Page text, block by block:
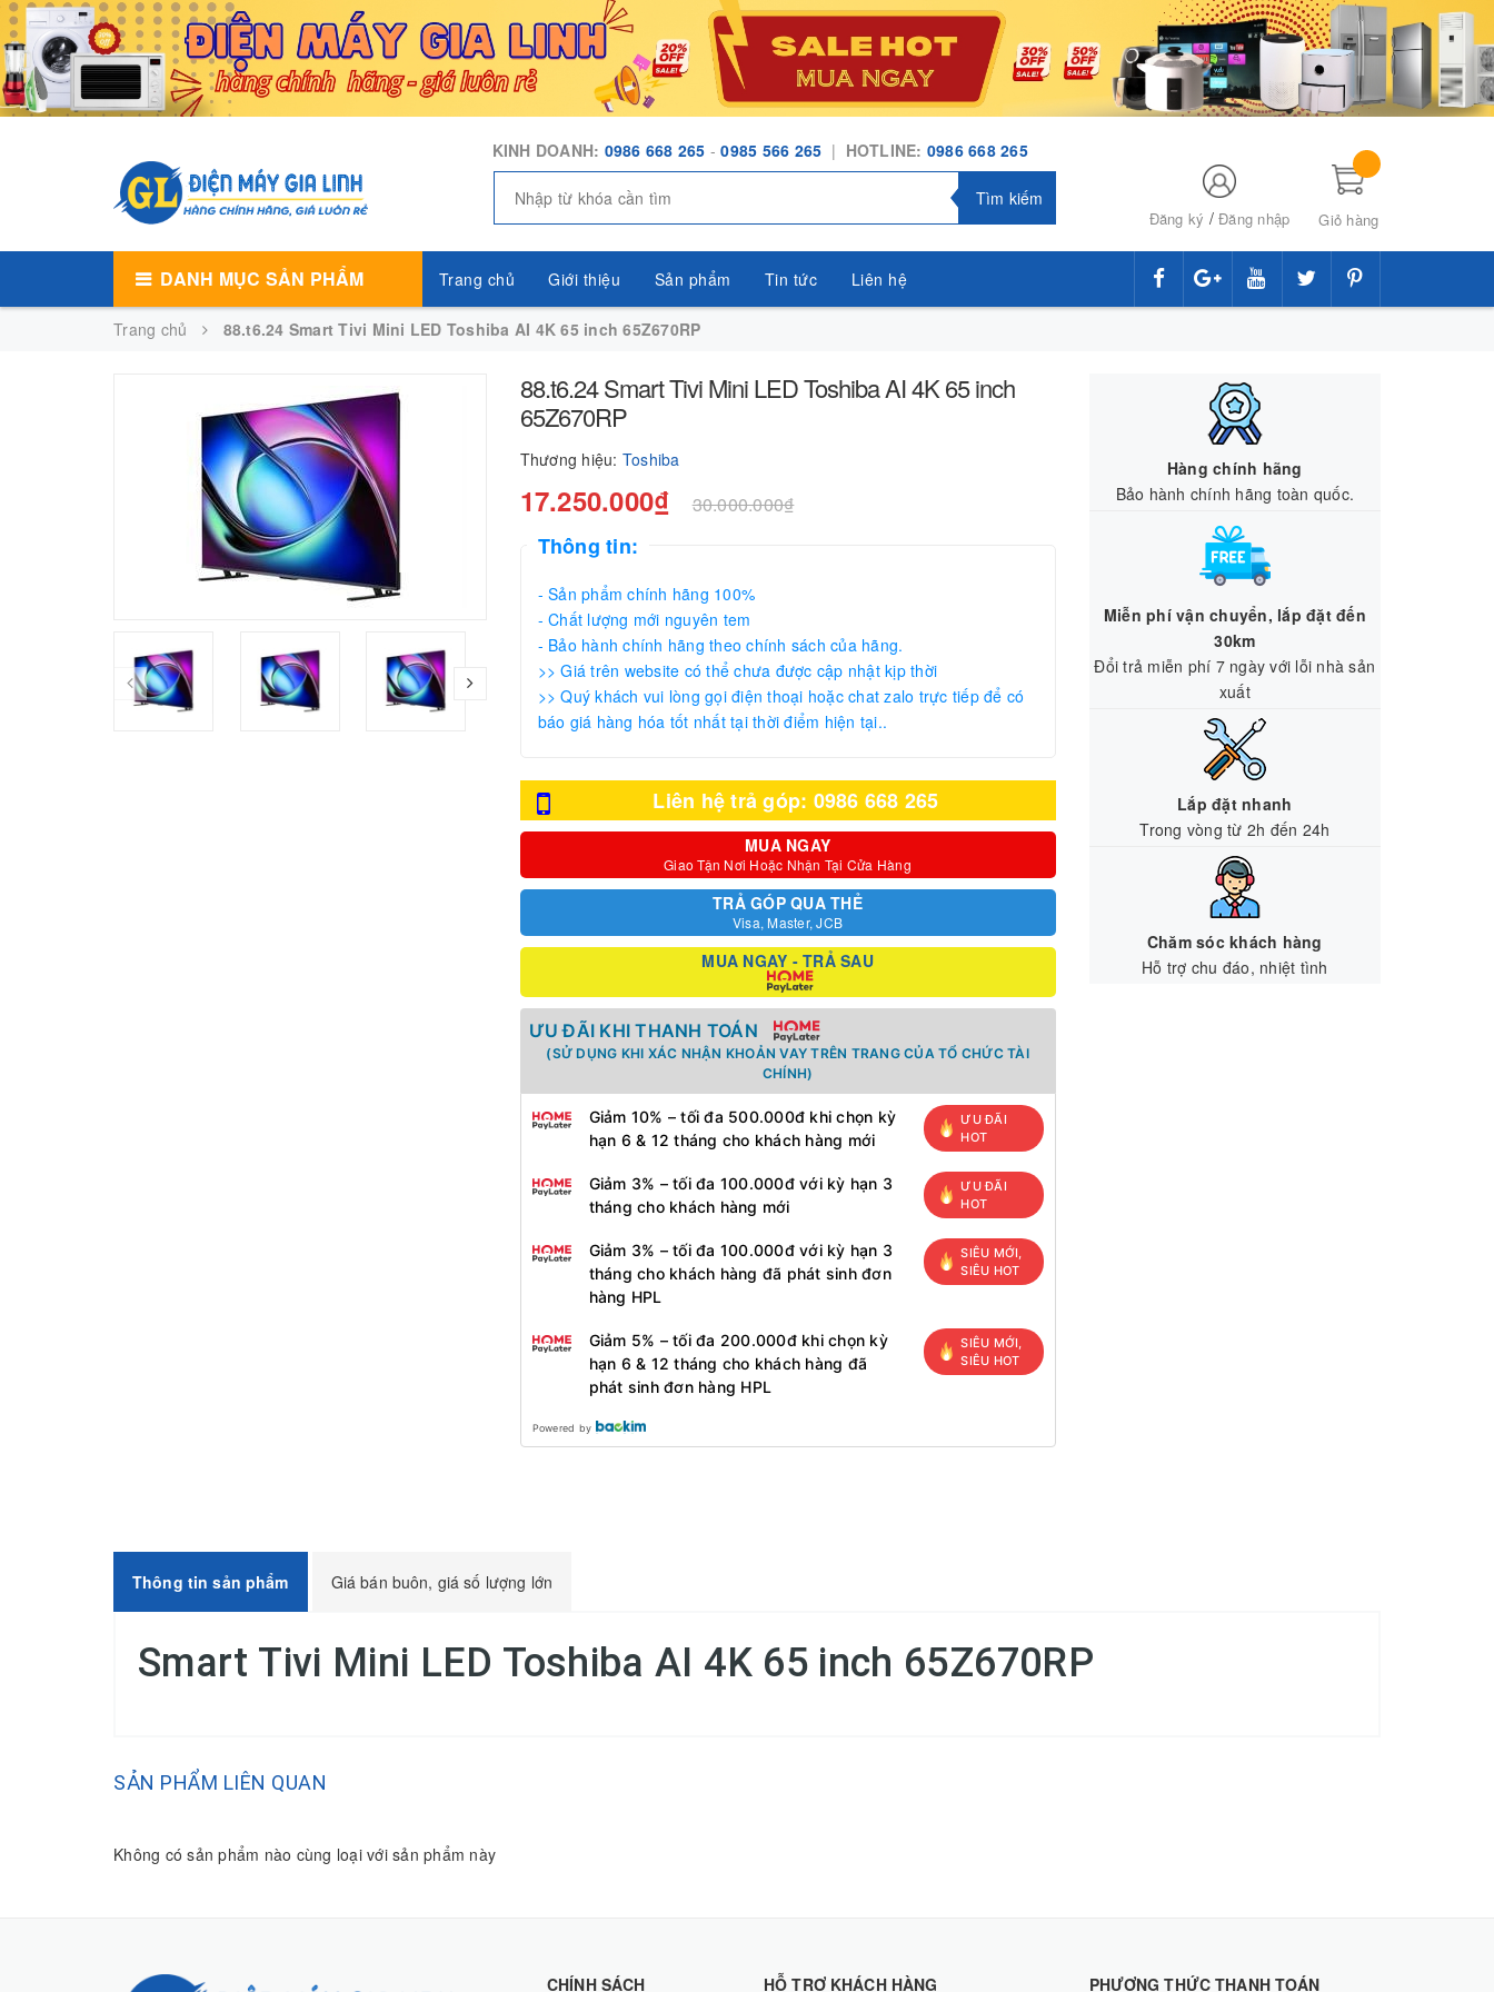
KINH DOANH: 0986 668 265 -0985 566 265 | HOTLINE: 0986 668 265
Tìm kiếm
Đăng ký /Đăng nhập Giỏ hàng
DANH MỤC SẢN PHẨM Trang chủ Giới thiệu Sản phẩm Tin tức Liên hệ
Trang chủ 88.t6.24 Smart Tivi Mini LED Toshiba AI 4K 65 inch 65Z670RP
88.t6.24 Smart Tivi Mini LED Toshiba AI 4K 65 inch
65Z670RP
Thương hiệu: Toshiba
17.250.000₫ 30.000.000₫
Thông tin:
- Sản phẩm chính hãng 100%
- Chất lượng mới nguyên tem
- Bảo hành chính hãng theo chính sách của hãng.
>> Giá trên website có thể chưa được cập nhật kịp thời
>> Quý khách vui lòng gọi điện thoại hoặc chat zalo trực tiếp để có
báo giá hàng hóa tốt nhất tại thời điểm hiện tại..
Liên hệ trả góp: 0986 668 265
MUA NGAY
Giao Tận Nơi Hoặc Nhận Tại Cửa Hàng
TRẢ GÓP QUA THẺ
Visa, Master, JCB
MUA NGAY - TRẢ SAU
ƯU ĐÃI KHI THANH TOÁN
(SỬ DỤNG KHI XÁC NHẬN KHOẢN VAY TRÊN TRANG CỦA TỔ CHỨC TÀI
CHÍNH)
Giảm 10% – tối đa 500.000đ khi chọn kỳ
hạn 6 & 12 tháng cho khách hàng mới
ƯU ĐÃI
HOT
Giảm 3% – tối đa 100.000đ với kỳ hạn 3
tháng cho khách hàng mới
ƯU ĐÃI
HOT
Giảm 3% – tối đa 100.000đ với kỳ hạn 3
tháng cho khách hàng đã phát sinh đơn
hàng HPL
SIÊU MỚI,
SIÊU HOT
Giảm 5% – tối đa 200.000đ khi chọn kỳ
hạn 6 & 12 tháng cho khách hàng đã
phát sinh đơn hàng HPL
SIÊU MỚI,
SIÊU HOT
Powered by
Hàng chính hãng
Bảo hành chính hãng toàn quốc.
Miễn phí vận chuyển, lắp đặt đến
30km
Đổi trả miễn phí 7 ngày với lỗi nhà sản
xuất
Lắp đặt nhanh
Trong vòng từ 2h đến 24h
Chăm sóc khách hàng
Hỗ trợ chu đáo, nhiệt tình
Thông tin sản phẩm Giá bán buôn, giá số lượng lớn
Smart Tivi Mini LED Toshiba AI 4K 65 inch 65Z670RP
SẢN PHẨM LIÊN QUAN
Không có sản phẩm nào cùng loại với sản phẩm này
CHÍNH SÁCH HỖ TRỢ KHÁCH HÀNG PHƯƠNG THỨC THANH TOÁN